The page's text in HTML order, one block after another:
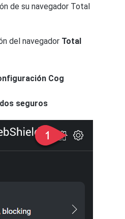
de su navegador Total
del navegador Total
Cog
seguros